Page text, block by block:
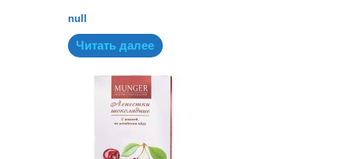
null
Читать далее